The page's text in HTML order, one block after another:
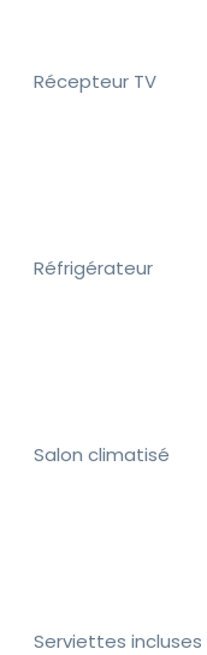
Récepteur TV
Réfrigérateur
Salon climatisé
Serviettes incluses